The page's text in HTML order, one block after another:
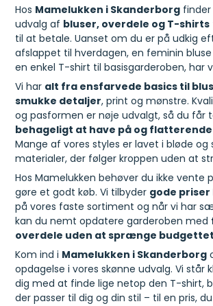
Hos Mamelukken i Skanderborg
udvalg af bluser, overdele og T-shirts
til at betale. Uanset om du er på udkig
afslappet til hverdagen, en feminin
en enkel T-shirt til basisgarderoben, har
Vi har alt fra ensfarvede basics til
smukke detaljer, print og mønstre.
og pasformen er nøje udvalgt, så du får
behageligt at have på og flatterende
Mange af vores styles er lavet i bløde
materialer, der følger kroppen uden at
Hos Mamelukken behøver du ikke vente
gøre et godt køb. Vi tilbyder gode
på vores faste sortiment og når vi har
kan du nemt opdatere garderoben med
overdele uden at sprænge
Kom ind i Mamelukken i Skanderborg
opdagelse i vores skønne udvalg. Vi står
dig med at finde lige netop den T-shirt,
der passer til dig og din stil – til en pris, du